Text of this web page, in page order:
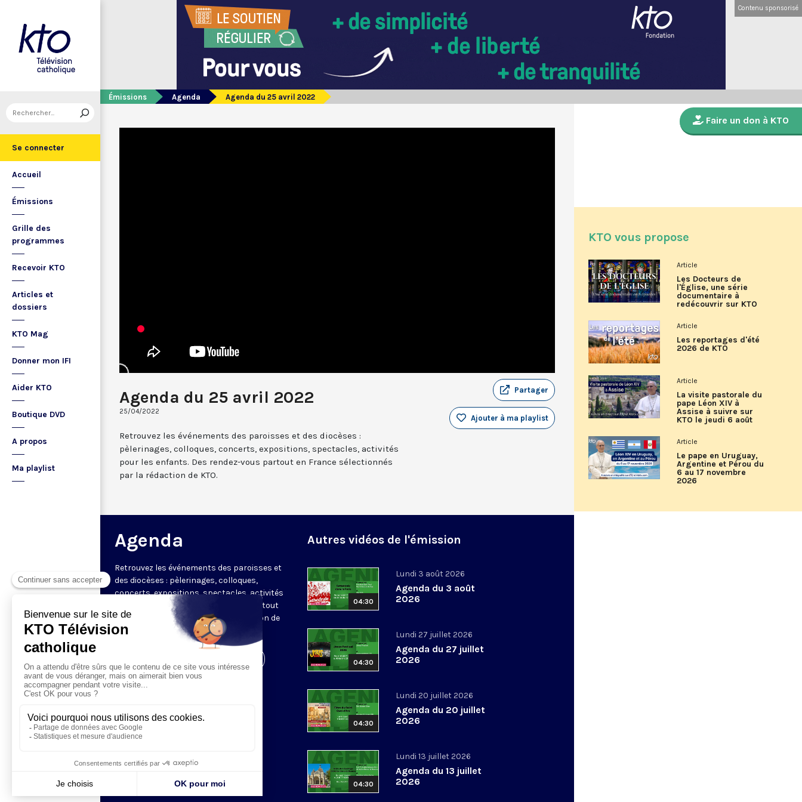
Se connecter
Accueil
Émissions
Grille des
programmes
Recevoir KTO
Articles et
dossiers
KTO Mag
Donner mon IFI
Aider KTO
Boutique DVD
A propos
Ma playlist
Contenu sponsorisé
Émissions Agenda Agenda du 25 avril 2022
Agenda du 25 avril 2022
25/04/2022
Partager
Ajouter à ma playlist
Retrouvez les événements des paroisses et des diocèses :
pèlerinages, colloques, concerts, expositions, spectacles, activités
pour les enfants. Des rendez-vous partout en France sélectionnés
par la rédaction de KTO.
Agenda
Retrouvez les événements des paroisses et
des diocèses : pèlerinages, colloques,
concerts, expositions, spectacles, activités
pour les enfants. Des rendez-vous partout
en France sélectionnés par la rédaction de
KTO.
Autres vidéos de l'émission
04:30
Lundi 3 août 2026
Agenda du 3 août
2026
04:30
Lundi 27 juillet 2026
Agenda du 27 juillet
2026
04:30
Lundi 20 juillet 2026
Agenda du 20 juillet
2026
04:30
Lundi 13 juillet 2026
Agenda du 13 juillet
2026
Faire un don à KTO
KTO vous propose
Article
Les Docteurs de
l'Église, une série
documentaire à
redécouvrir sur KTO
Article
Les reportages d'été
2026 de KTO
Article
La visite pastorale du
pape Léon XIV à
Assise à suivre sur
KTO le jeudi 6 août
Article
Le pape en Uruguay,
Argentine et Pérou du
6 au 17 novembre
2026